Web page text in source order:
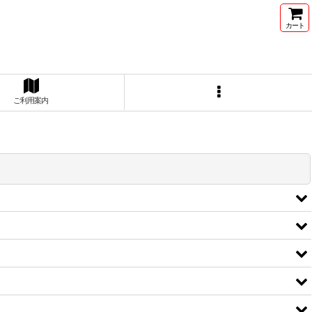
カート
ご利用案内